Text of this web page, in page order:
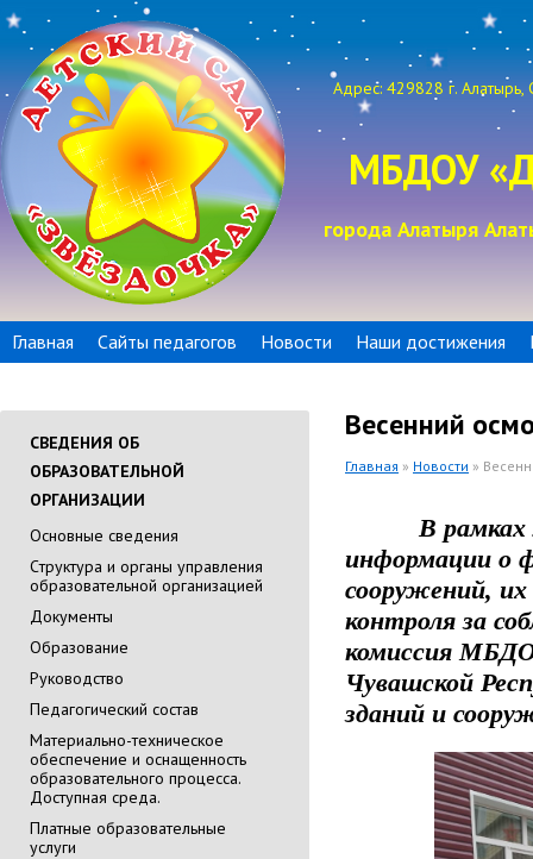
Адрес: 429828 г. Алатырь,
МБДОУ
города Алатыря
Главная Сайты педагогов Новости Наши достижения
СВЕДЕНИЯ ОБ
ОБРАЗОВАТЕЛЬНОЙ
ОРГАНИЗАЦИИ
Основные сведения
Cтруктура и органы управления
образовательной организацией
Документы
Образование
Руководство
Педагогический состав
Материально-техническое
обеспечение и оснащенность
образовательного процесса.
Доступная среда.
Платные образовательные
услуги
Весенний
Главная » Новости »
В рамках
информации о
сооружений,
контроля за
комиссия
Чувашской
зданий и